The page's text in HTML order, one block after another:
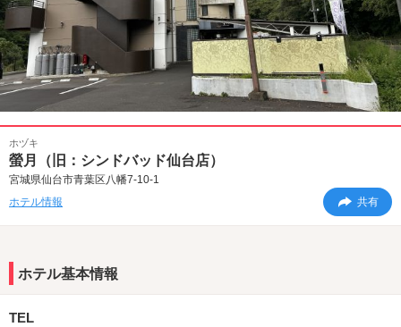
ホヅキ
螢月（旧：シンドバッド仙台店）
宮城県仙台市青葉区八幡7-10-1
ホテル情報
共有
ホテル基本情報
TEL